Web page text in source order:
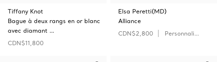
Tiffany Knot
Bague à deux rangs en or blanc
avec diamant …
CDN$11,800
Elsa Peretti(MD)
Alliance
CDN$2,800
Personnaliser